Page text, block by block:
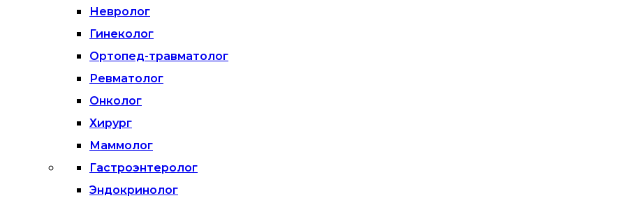
Невролог
Гинеколог
Ортопед-травматолог
Ревматолог
Онколог
Хирург
Маммолог
Гастроэнтеролог
Эндокринолог